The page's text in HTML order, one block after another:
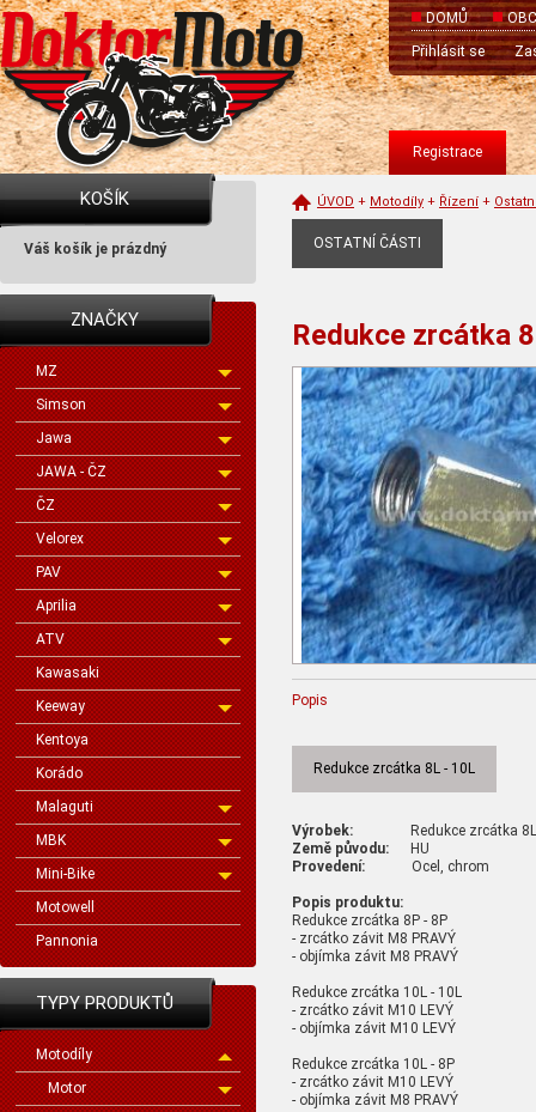
DOMŮ
Přihlásit se
Registrace
KOŠÍK
Váš košík je prázdný
ZNAČKY
MZ
Simson
Jawa
JAWA - ČZ
ČZ
Velorex
PAV
Aprilia
ATV
Kawasaki
Keeway
Kentoya
Korádo
Malaguti
MBK
Mini-Bike
Motowell
Pannonia
TYPY PRODUKTŮ
Motodíly
Motor
ÚVOD + Motodíly + Řízení +
OSTATNÍ ČÁSTI
Redukce zrcátka
Popis
Redukce zrcátka 8L - 10L
Výrobek: Redukce zrcátka
Země původu: HU
Provedení: Ocel, chrom
Popis produktu:
Redukce zrcátka 8P - 8P
- zrcátko závit M8 PRAVÝ
- objímka závit M8 PRAVÝ
Redukce zrcátka 10L - 10L
- zrcátko závit M10 LEVÝ
- objímka závit M10 LEVÝ
Redukce zrcátka 10L - 8P
- zrcátko závit M10 LEVÝ
- objímka závit M8 PRAVÝ